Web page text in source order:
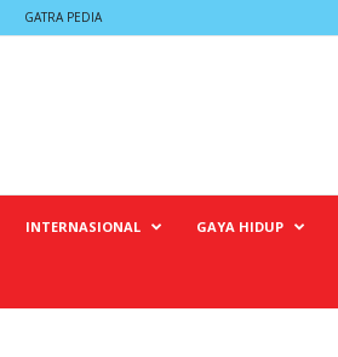
GATRA PEDIA
INTERNASIONAL GAYA HIDUP